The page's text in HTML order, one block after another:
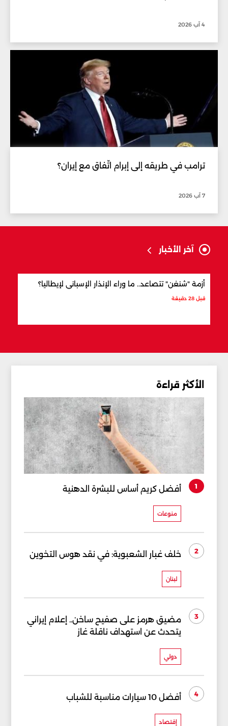
4 آب 2026
ترامب في طريقه إلى إبرام اتّفاق مع إيران؟
7 آب 2026
آخر الأخبار
أزمة "شنغن" تتصاعد.. ما وراء الإنذار الإسباني لإيطاليا؟
قبل 28 دقيقة
الأكثر قراءة
1 أفضل كريم أساس للبشرة الدهنية
منوعات
2 خلف غبار الشعبوية: في نقد هوس التخوين
لبنان
3
مضيق هرمز على صفيح ساخن.. إعلام إيراني
يتحدث عن استهداف ناقلة غاز
دولي
4 أفضل 10 سيارات مناسبة للشباب
إقتصاد